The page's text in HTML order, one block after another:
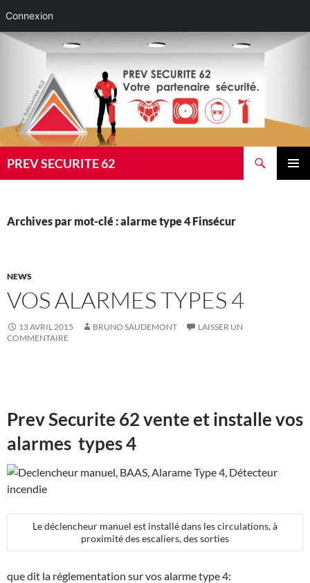
Connexion
Aller
PREV SECURITE 62
Archives par mot-clé : alarme type 4 Finsécur
NEWS
VOS ALARMES TYPES 4
13 AVRIL 2015 BRUNO SAUDEMONT
LAISSER UN
COMMENTAIRE
Prev Securite 62 vente et installe vos
alarmes types 4
Le déclencheur manuel est installé dans les circulations, à
proximité des escaliers, des sorties
que dit la réglementation sur vos alarme type 4: